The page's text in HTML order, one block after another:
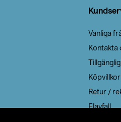
Vanliga
Kontakta
Köpvillkor
Retur /
Elavfall